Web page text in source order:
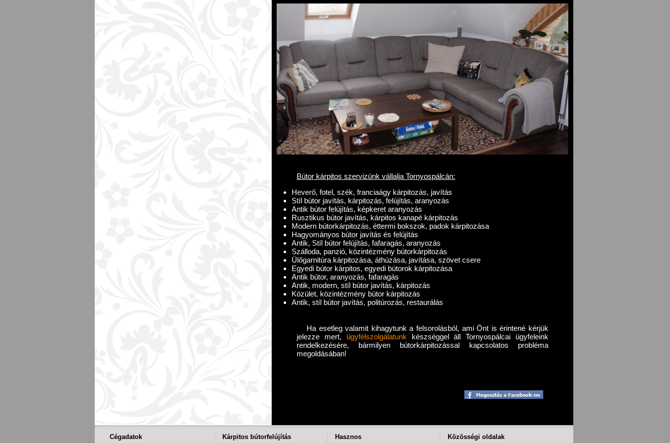
Bútor kárpitos szervizünk vállalja Tornyospálcán:
Heverő, fotel, szék, franciaágy kárpitozás, javítás
Stíl bútor javítás, kárpitozás, felújítás, aranyozás
Antik bútor felújítás, képkeret aranyozás
Rusztikus bútor javítás, kárpitos kanapé kárpitozás
Modern bútorkárpitozás, éttermi bokszok, padok kárpitozása
Hagyományos bútor javítás és felújítás
Antik, Stíl bútor felújítás, fafaragás, aranyozás
Szálloda, panzió, közintézmény bútorkárpitozás
Ülőgarnitúra kárpitozása, áthúzása, javítása, szövet csere
Egyedi bútor kárpitos, egyedi bútorok kárpitozása
Antik bútor, aranyozás, fafaragás
Antik, modern, stíl bútor javítás, kárpitozás
Közület, közintézmény bútor kárpitozás
Antik, stíl bútor javítás, politúrozás, restaurálás
Ha esetleg valamit kihagytunk a felsorolásból, ami Önt is érintené kérjük
jelezze mert, ügyfélszolgálatunk készséggel áll Tornyospálcai ügyfeleink
rendelkezésére, bármilyen bútorkárpitozással kapcsolatos probléma
megoldásában!
Cégadatok Kárpitos bútorfelújítás Hasznos Közösségi oldalak